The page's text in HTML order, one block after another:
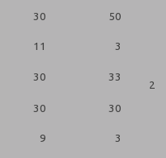
30 50
11 3
30 33
2
30 30
9 3